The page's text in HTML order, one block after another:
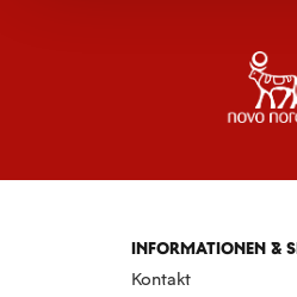
INFORMATIONEN &
Kontakt